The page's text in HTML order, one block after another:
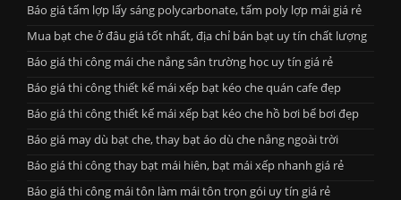
Báo giá tấm lợp lấy sáng polycarbonate, tấm poly lợp mái giá rẻ
Mua bạt che ở đâu giá tốt nhất, địa chỉ bán bạt uy tín chất lượng
Báo giá thi công mái che nắng sân trường học uy tín giá rẻ
Báo giá thi công thiết kế mái xếp bạt kéo che quán cafe đẹp
Báo giá thi công thiết kế mái xếp bạt kéo che hồ bơi bể bơi đẹp
Báo giá may dù bạt che, thay bạt áo dù che nắng ngoài trời
Báo giá thi công thay bạt mái hiên, bạt mái xếp nhanh giá rẻ
Báo giá thi công mái tôn làm mái tôn trọn gói uy tín giá rẻ